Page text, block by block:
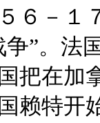
６－１
争”。法
把在加
赖特开